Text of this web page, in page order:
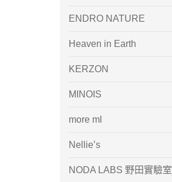
ENDRO NATURE
Heaven in Earth
KERZON
MINOIS
more ml
Nellie’s
NODA LABS 野田實驗室